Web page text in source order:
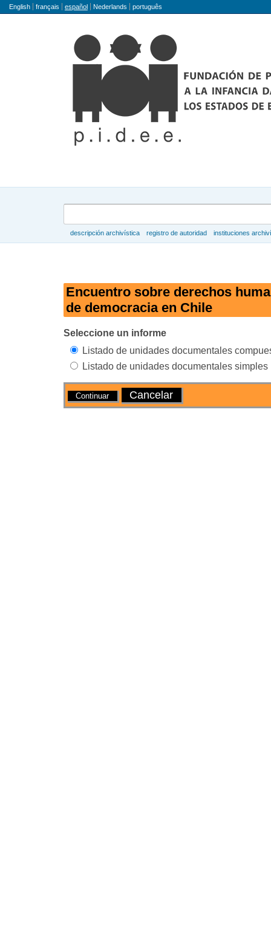
Idioma
English français español Nederlands português
descripción archivística registro de autoridad instituciones
Encuentro sobre derechos
de democracia en Chile
Seleccione un informe
Listado de unidades documentales
Listado de unidades documentales simples
Acciones Cancelar